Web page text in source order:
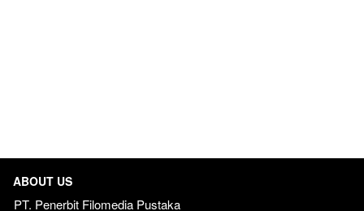
ABOUT US
PT. Penerbit Filomedia Pustaka